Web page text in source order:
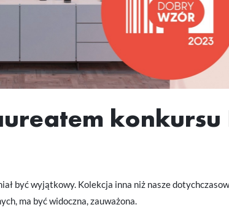
być wyjątkowy. Kolekcja inna niż nasze
ma być widoczna, zauważona.